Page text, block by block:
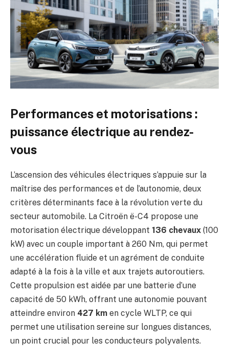
Performances et motorisations :
puissance électrique au rendez-
vous
L’ascension des véhicules électriques s’appuie sur la
maîtrise des performances et de l’autonomie, deux
critères déterminants face à la révolution verte du
secteur automobile. La Citroën ë-C4 propose une
motorisation électrique développant 136 chevaux (100
kW) avec un couple important à 260 Nm, qui permet
une accélération fluide et un agrément de conduite
adapté à la fois à la ville et aux trajets autoroutiers.
Cette propulsion est aidée par une batterie d’une
capacité de 50 kWh, offrant une autonomie pouvant
atteindre environ 427 km en cycle WLTP, ce qui
permet une utilisation sereine sur longues distances,
un point crucial pour les conducteurs polyvalents.